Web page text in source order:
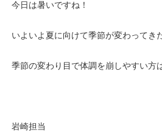
今日は暑いですね！
いよいよ夏に向けて季節が変わってき
季節の変わり目で体調を崩しやすい方
岩崎担当